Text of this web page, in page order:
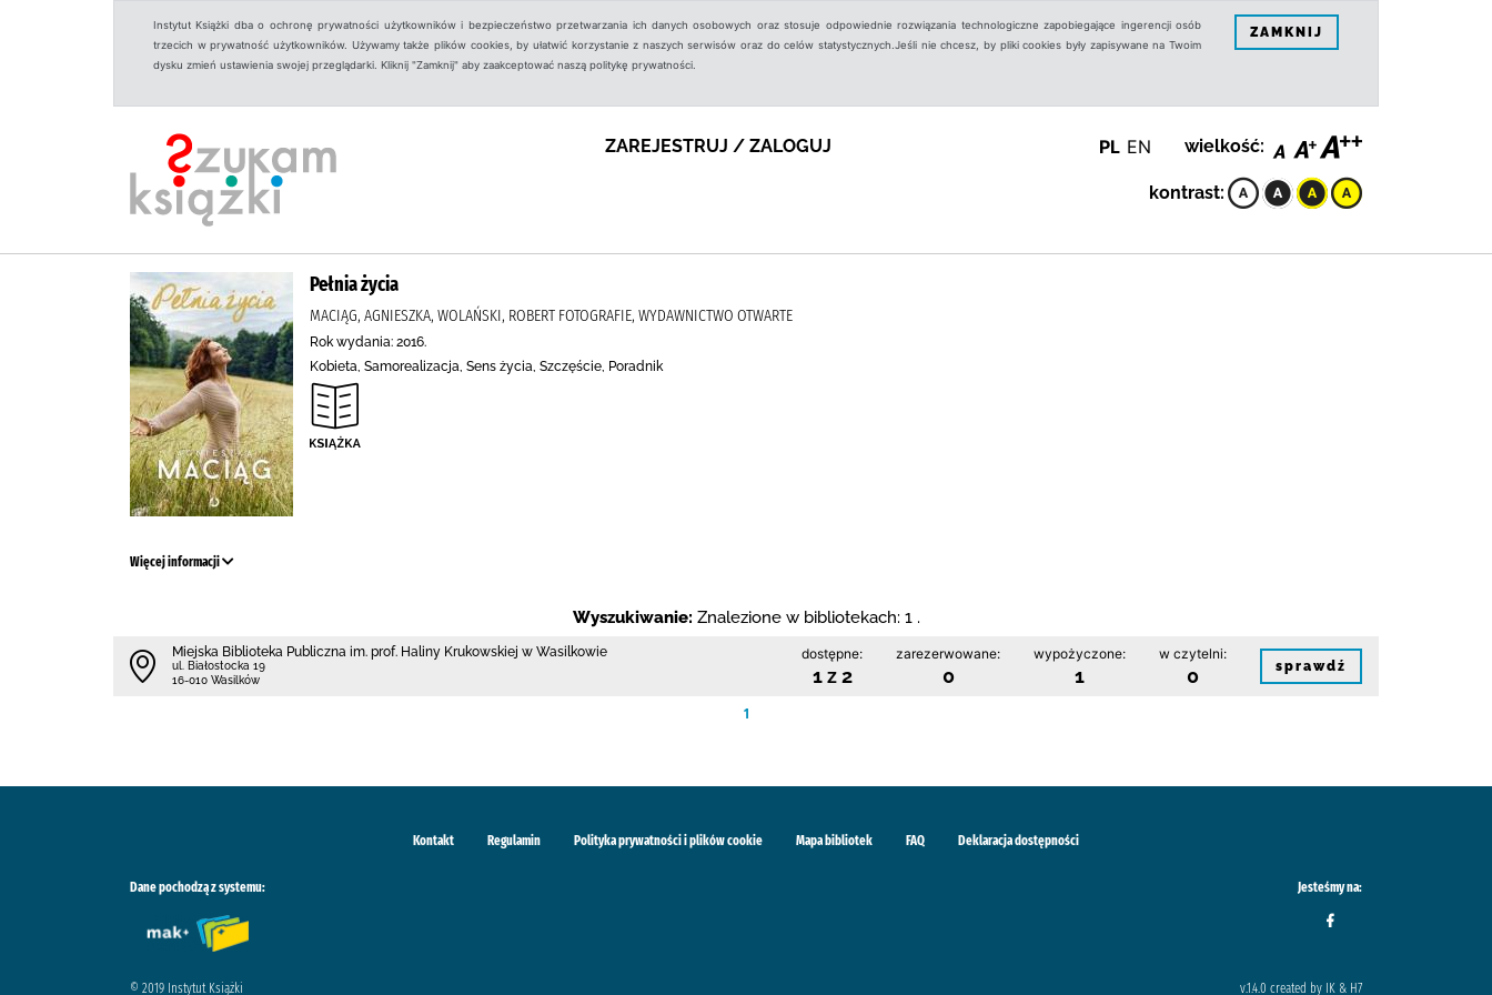
Instytut Książki dba o ochronę prywatności użytkowników i bezpieczeństwo przetwarzania ich danych osobowych oraz stosuje odpowiednie rozwiązania technologiczne zapobiegające ingerencji osób
trzecich w prywatność użytkowników. Używamy także plików cookies, by ułatwić korzystanie z naszych serwisów oraz do celów statystycznych.Jeśli nie chcesz, by pliki cookies były zapisywane na Twoim
dysku zmień ustawienia swojej przeglądarki. Kliknij "Zamknij" aby zaakceptować naszą politykę prywatności.
ZAMKNIJ
ZAREJESTRUJ / ZALOGUJ PL EN wielkość:
kontrast:
Pełnia życia
MACIĄG, AGNIESZKA, WOLAŃSKI, ROBERT FOTOGRAFIE, WYDAWNICTWO OTWARTE
Rok wydania: 2016.
Kobieta, Samorealizacja, Sens życia, Szczęście, Poradnik
Więcej informacji
Wyszukiwanie: Znalezione w bibliotekach: 1 .
Miejska Biblioteka Publiczna im. prof. Haliny Krukowskiej w Wasilkowie
ul. Białostocka 19
16-010 Wasilków
dostępne:
1 z 2
zarezerwowane:
0
wypożyczone:
1
w czytelni:
0 sprawdź
1
Kontakt Regulamin Polityka prywatności i plików cookie Mapa bibliotek FAQ Deklaracja dostępności
Dane pochodzą z systemu: Jesteśmy na:
© 2019 Instytut Książki v.1.4.0 created by IK & H7